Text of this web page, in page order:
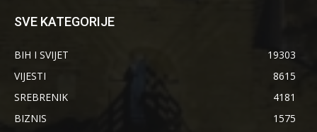
SVE KATEGORIJE
BIH I SVIJET
19303
VIJESTI
8615
SREBRENIK
4181
BIZNIS
1575